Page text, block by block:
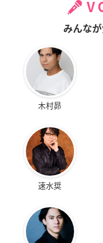
みんな
木村昴
速水奨